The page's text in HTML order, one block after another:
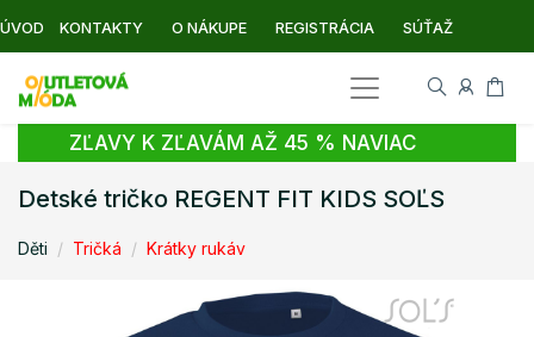
ÚVOD KONTAKTY O NÁKUPE REGISTRÁCIA SÚŤAŽ
ZĽAVY K ZĽAVÁM AŽ 45 % NAVIAC
Detské tričko REGENT FIT KIDS SOĽS
Děti Tričká Krátky rukáv